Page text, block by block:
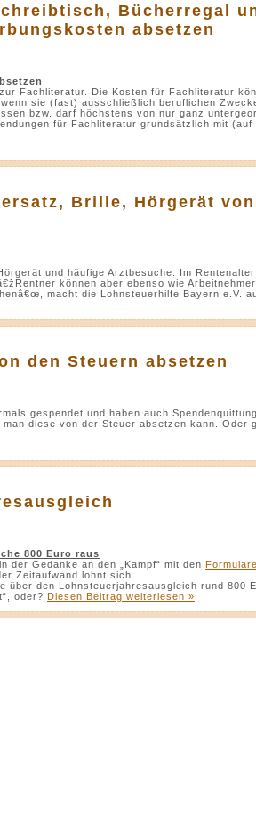
Bücherregal
absetzen
Fachliteratur. Die Kosten für Fachliteratur
sie (fast) ausschließlich beruflichen
bzw. darf höchstens von nur ganz
für Fachliteratur grundsätzlich mit (auf
Brille, Hörgerät
und häufige Arztbesuche. Im
können aber ebenso wie
macht die Lohnsteuerhilfe Bayern e.V.
den Steuern absetzen
gespendet und haben auch
diese von der Steuer absetzen kann. Oder
800 Euro raus
der Gedanke an den „Kampf“ mit den
Zeitaufwand lohnt sich.
über den Lohnsteuerjahresausgleich rund 800
oder? Diesen Beitrag weiterlesen »